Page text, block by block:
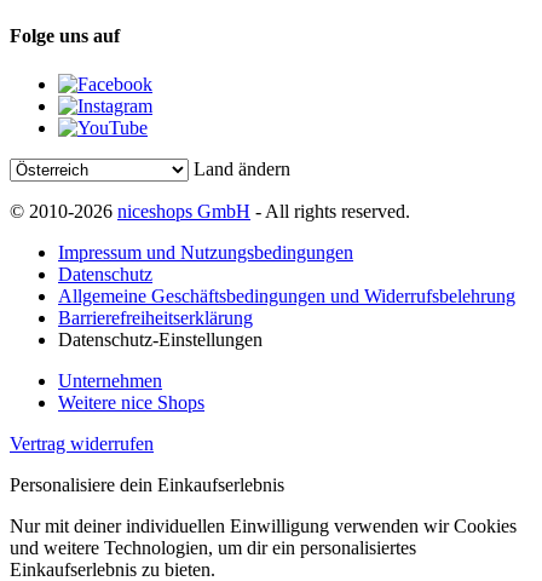
Folge uns auf
Land ändern
© 2010-2026 niceshops GmbH - All rights reserved.
Impressum und Nutzungsbedingungen
Datenschutz
Allgemeine Geschäftsbedingungen und Widerrufsbelehrung
Barrierefreiheitserklärung
Datenschutz-Einstellungen
Unternehmen
Weitere nice Shops
Vertrag widerrufen
Personalisiere dein Einkaufserlebnis
Nur mit deiner individuellen Einwilligung verwenden wir Cookies
und weitere Technologien, um dir ein personalisiertes
Einkaufserlebnis zu bieten.